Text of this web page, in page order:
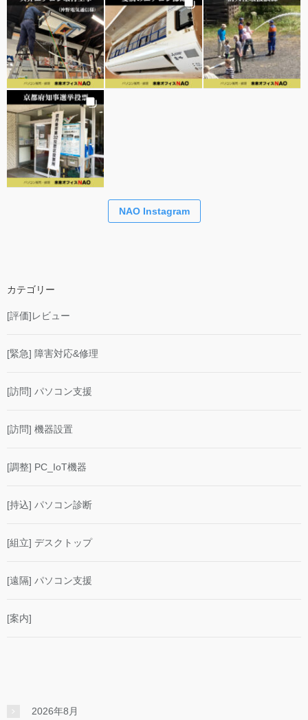
NAO Instagram
カテゴリー
[評価]レビュー
[緊急] 障害対応&修理
[訪問] パソコン支援
[訪問] 機器設置
[調整] PC_IoT機器
[持込] パソコン診断
[組立] デスクトップ
[遠隔] パソコン支援
[案内]
2026年8月